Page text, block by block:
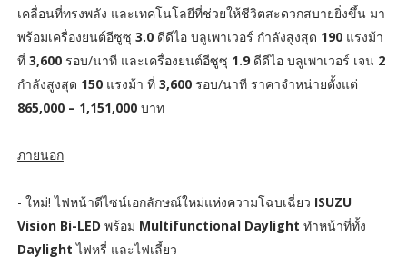
เคลื่อนที่ทรงพลัง และเทคโนโลยีที่ช่วยให้ชีวิตสะดวกสบายยิ่งขึ้น มา
พร้อมเครื่องยนต์อีซูซุ 3.0ดีดีไอ บลูเพาเวอร์ กำลังสูงสุด 190แรงม้า
ที่ 3,600รอบ/นาที และเครื่องยนต์อีซูซุ 1.9ดีดีไอ บลูเพาเวอร์ เจน 2
กำลังสูงสุด 150แรงม้า ที่ 3,600รอบ/นาที ราคาจำหน่ายตั้งแต่
865,000 – 1,151,000บาท
ภายนอก
- ใหม่! ไฟหน้าดีไซน์เอกลักษณ์ใหม่แห่งความโฉบเฉี่ยว ISUZU
Vision Bi-LED พร้อม Multifunctional Daylight ทำหน้าที่ทั้ง
Daylight ไฟหรี่ และไฟเลี้ยว